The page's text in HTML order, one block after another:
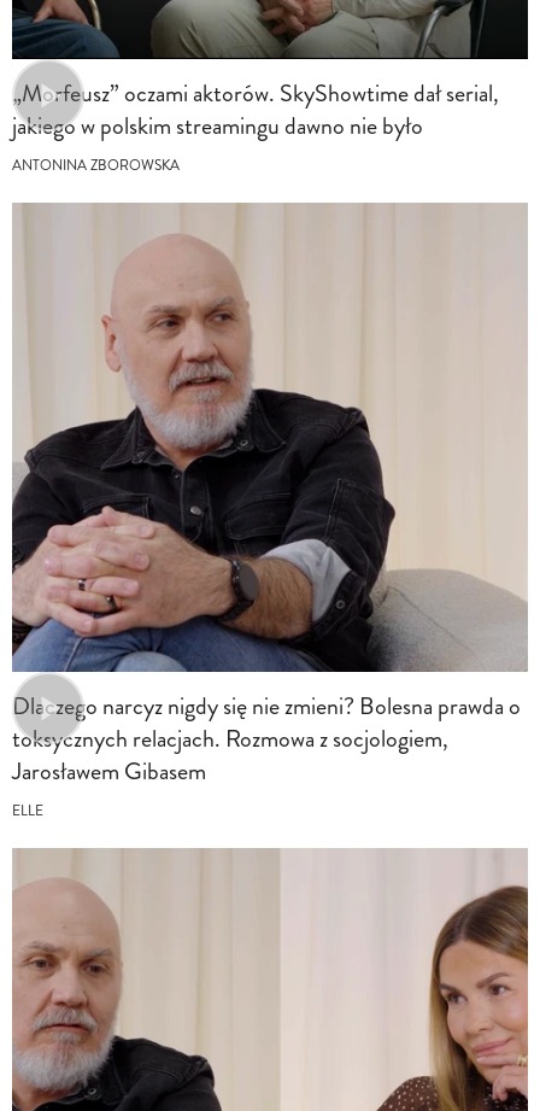
„Morfeusz” oczami aktorów. SkyShowtime dał serial,
jakiego w polskim streamingu dawno nie było
ANTONINA ZBOROWSKA
Dlaczego narcyz nigdy się nie zmieni? Bolesna prawda o
toksycznych relacjach. Rozmowa z socjologiem,
Jarosławem Gibasem
ELLE